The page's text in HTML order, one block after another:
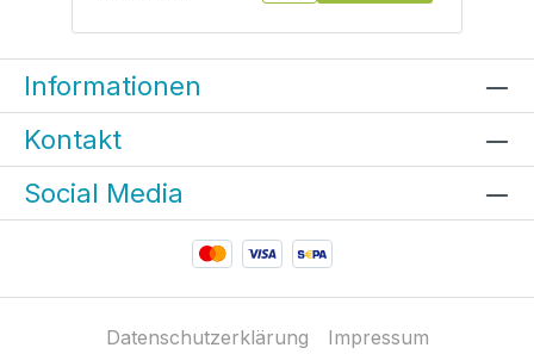
Informationen
Kontakt
Social Media
Datenschutzerklärung Impressum